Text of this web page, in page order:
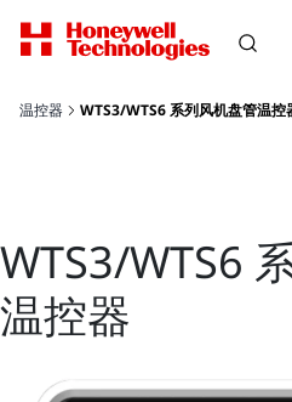
温控器 WTS3/WTS6 系列风机盘管温控
WTS3/WTS6
温控器